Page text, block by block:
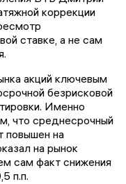
коррекции
ставке, а не сам
акций ключевым
безрисковой
Именно
что среднесрочный
повышен на
на рынок
сам факт снижения
п.п.